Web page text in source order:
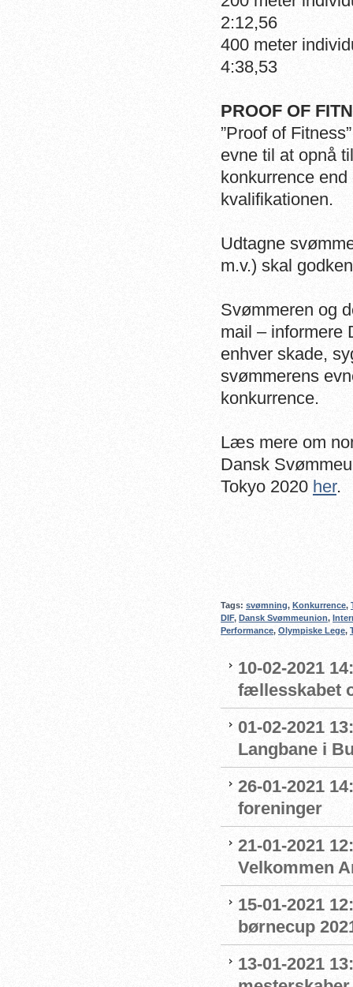
2:12,56
400
4:38,53
PROOF OF
”Proof of
evne til at opnå
konkurrence
kvalifikationen.
Udtagne
m.v.) skal
Svømmeren og
mail – informere
enhver skade,
svømmerens
konkurrence.
Læs mere om
Dansk
Tokyo 2020 her.
Tags: svømning, Konkurrence,
DIF, Dansk Svømmeunion,
Performance, Olympiske Lege,
10-02-2021
fællesskabet
01-02-2021
Langbane i
26-01-2021
foreninger
21-01-2021
Velkommen
15-01-2021
børnecup
13-01-2021